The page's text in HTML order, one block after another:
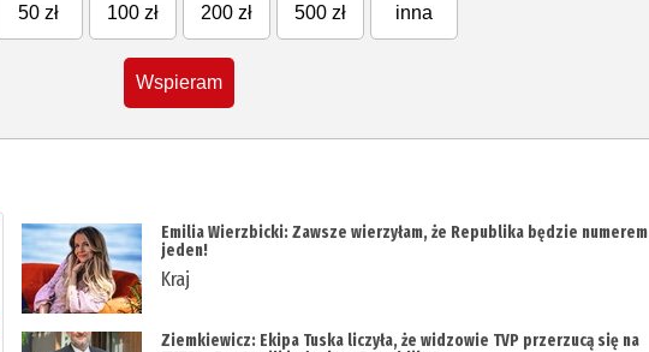
50 zł 100 zł 200 zł 500 zł inna
Wspieram
Emilia Wierzbicki: Zawsze wierzyłam, że Republika będzie numerem
jeden!
Kraj
Ziemkiewicz: Ekipa Tuska liczyła, że widzowie TVP przerzucą się na